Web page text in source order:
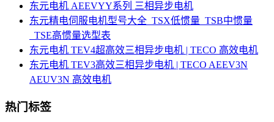
东元电机 AEEVYY系列 三相异步电机
东元精电伺服电机型号大全_TSX低惯量_TSB中惯量
_TSE高惯量选型表
东元电机 TEV4超高效三相异步电机 | TECO 高效电机
东元电机 TEV3高效三相异步电机 | TECO AEEV3N
AEUV3N 高效电机
热门标签